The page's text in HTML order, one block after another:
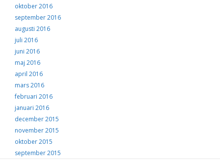
oktober 2016
september 2016
augusti 2016
juli 2016
juni 2016
maj 2016
april 2016
mars 2016
februari 2016
januari 2016
december 2015
november 2015
oktober 2015
september 2015